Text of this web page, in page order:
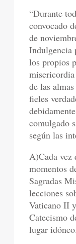
“Durante
convocado
de
Indulgencia
los propios
de las
fieles
comulgado
según las
A)Cada vez
momentos
Sagradas
lecciones
Vaticano II
Catecismo
lugar idóneo.